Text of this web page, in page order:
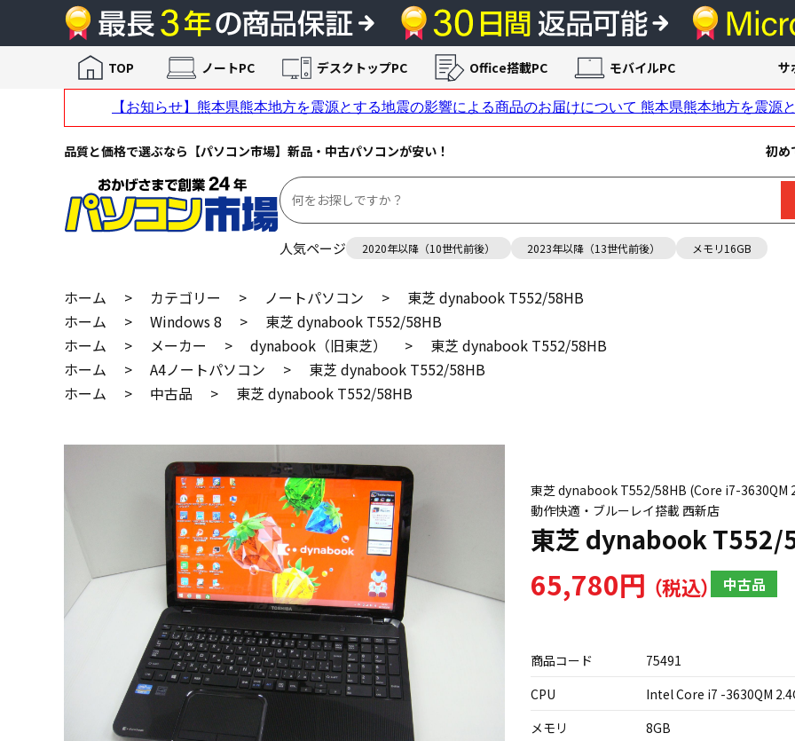
品質と価格で選ぶなら【パソコン市場】新品・中古パソコンが安い！ 初め
人気ページ 2020年以降（10世代前後） 2023年以降（13世代前後） メモリ16GB
TOP ノートPC デスクトップPC Office搭載PC モバイルPC サ
ホーム > カテゴリー > ノートパソコン >
東芝 dynabook T552/58HB
ホーム
> Windows 8 >
東芝 dynabook T552/58HB
ホーム
> メーカー > dynabook（旧東芝） >
東芝 dynabook T552/58HB
ホーム
> A4ノートパソコン >
東芝 dynabook T552/58HB
ホーム
> 中古品 > 東芝 dynabook T552/58HB
東芝 dynabook T552/58HB (Core i7-
動作快適・ブルーレイ搭載 西新店
東芝 dynabook T552/
65,780円 中古品
商品コード
75491
CPU
Intel Core i7 -3630QM
メモリ
8GB